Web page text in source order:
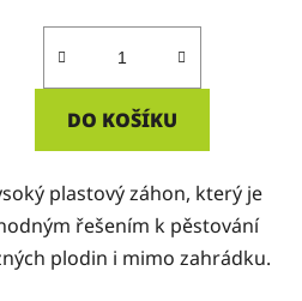
DO KOŠÍKU
plastový záhon, který je
řešením k pěstování
plodin i mimo zahrádku.